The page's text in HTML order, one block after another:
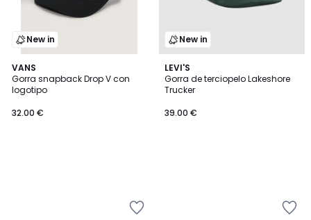
New in
VANS
Gorra snapback Drop V con
logotipo
32.00 €
New in
LEVI'S
Gorra de terciopelo Lakeshore
Trucker
39.00 €